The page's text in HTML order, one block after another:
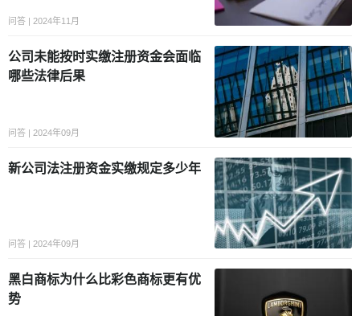
问答 | 2024年11月
公司未能按时实缴注册资金会面临
哪些法律后果
问答 | 2024年09月
新公司法注册资金实缴规定多少年
问答 | 2024年09月
黑白商标为什么比彩色商标更有优
势